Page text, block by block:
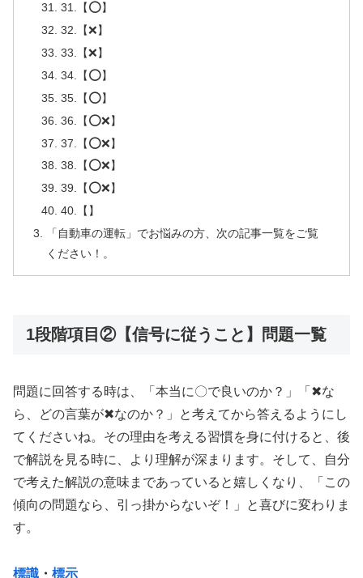
31.【⭕】
32.【❌】
33.【❌】
34.【⭕】
35.【⭕】
36.【⭕❌】
37.【⭕❌】
38.【⭕❌】
39.【⭕❌】
40.【】
「自動車の運転」でお悩みの方、次の記事一覧をご覧
ください！。
1段階項目②【信号に従うこと】問題一覧
問題に回答する時は、「本当に〇で良いのか？」「✖な
ら、どの言葉が✖なのか？」と考えてから答えるようにし
てくださいね。その理由を考える習慣を身に付けると、後
で解説を見る時に、より理解が深まります。そして、自分
で考えた解説の意味まであっていると嬉しくなり、「この
傾向の問題なら、引っ掛からないぞ！」と喜びに変わりま
す。
標識 ・ 標示